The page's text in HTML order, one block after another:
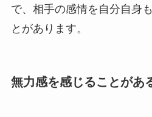
で、相手の感情を自分自身
とがあります。
無力感を感じることがあ